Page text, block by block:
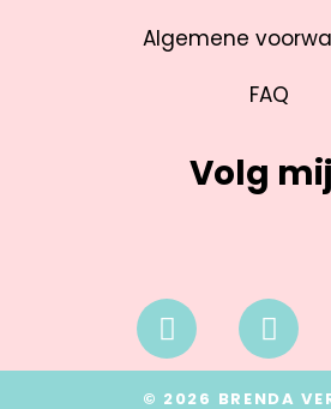
Algemene
FAQ
Volg
© 2026 BRENDA